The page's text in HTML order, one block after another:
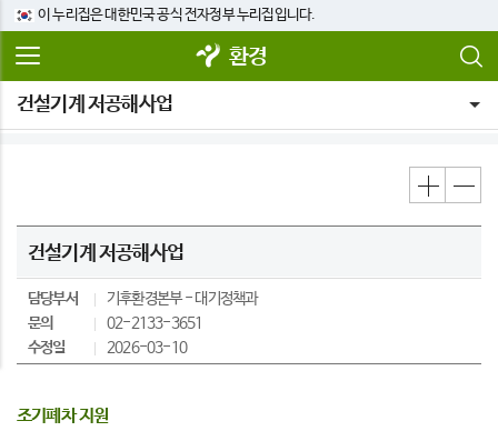
이 누리집은 대한민국 공식 전자정부 누리집입니다.
환경
건설기계 저공해사업
건설기계 저공해사업
담당부서 기후환경본부
대기정책과
문의
02-2133-3651
수정일
2026-03-10
조기폐차 지원